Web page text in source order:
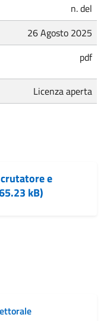
n. del
26 Agosto 2025
pdf
Licenza aperta
e
kB)